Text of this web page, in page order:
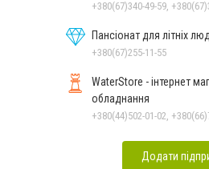
+380(67)340-49-59,
Пансіонат для літніх
+380(67)255-11-55
WaterStore - інтернет
обладнання
Додати